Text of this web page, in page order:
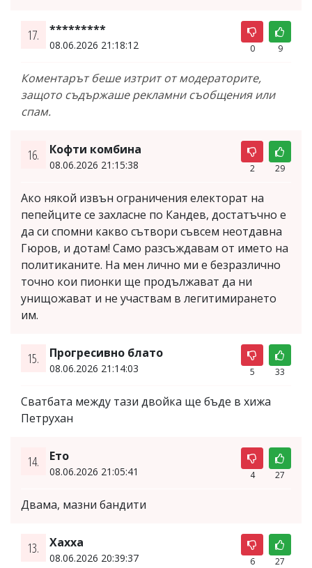
17. *********
08.06.2026 21:18:12 0 9
Коментарът беше изтрит от модераторите,
защото съдържаше рекламни съобщения или
спам.
16. Кофти комбина
08.06.2026 21:15:38 2 29
Ако някой извън ограничения електорат на
пепейците се захласне по Кандев, достатъчно е
да си спомни какво сътвори съвсем неотдавна
Гюров, и дотам! Само разсъждавам от името на
политиканите. На мен лично ми е безразлично
точно кои пионки ще продължават да ни
унищожават и не участвам в легитимирането
им.
15. Прогресивно блато
08.06.2026 21:14:03 5 33
Сватбата между тази двойка ще бъде в хижа
Петрухан
14. Ето
08.06.2026 21:05:41 4 27
Двама, мазни бандити
13. Хахха
08.06.2026 20:39:37 6 27